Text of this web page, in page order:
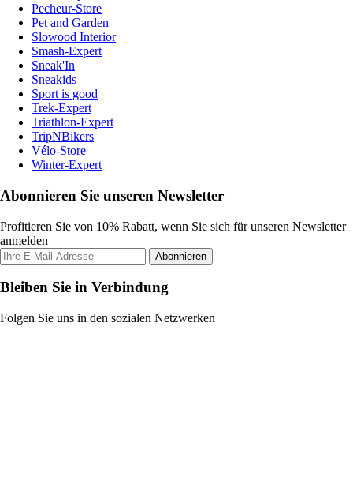
Pecheur-Store
Pet and Garden
Slowood Interior
Smash-Expert
Sneak'In
Sneakids
Sport is good
Trek-Expert
Triathlon-Expert
TripNBikers
Vélo-Store
Winter-Expert
Abonnieren Sie unseren Newsletter
Profitieren Sie von 10% Rabatt, wenn Sie sich für unseren Newsletter
anmelden
Abonnieren
Bleiben Sie in Verbindung
Folgen Sie uns in den sozialen Netzwerken